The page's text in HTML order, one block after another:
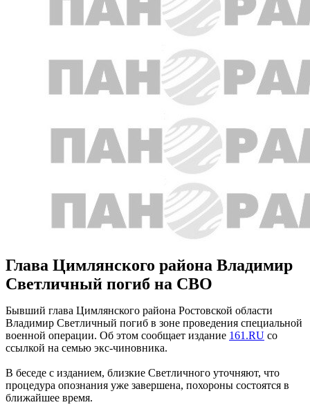
Глава Цимлянского района Владимир
Светличный погиб на СВО
Бывший глава Цимлянского района Ростовской области
Владимир Светличный погиб в зоне проведения специальной
военной операции. Об этом сообщает издание 161.RU со
ссылкой на семью экс-чиновника.
В беседе с изданием, близкие Светличного уточняют, что
процедура опознания уже завершена, похороны состоятся в
ближайшее время.